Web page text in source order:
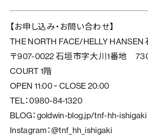
【お申し込み・お問い合わせ】
THE NORTH FACE/HELLY HANSEN
〒907-0022 石垣市字大川1番地
COURT 1階
OPEN 11:00 ~ CLOSE 20:00
TEL：0980-84-1320
BLOG：goldwin-blog.jp/tnf-hh-ishigaki
Instagram：@tnf_hh_ishigaki